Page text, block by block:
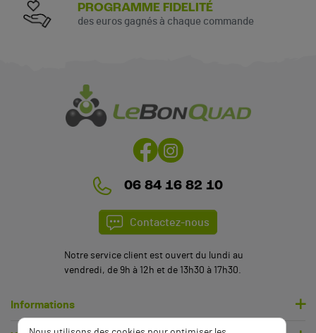
PROGRAMME FIDELITÉ
des euros gagnés à chaque commande
06 84 16 82 10
Contactez-nous
Notre service client est ouvert du lundi au
vendredi, de 9h à 12h et de 13h30 à 17h30.
Informations